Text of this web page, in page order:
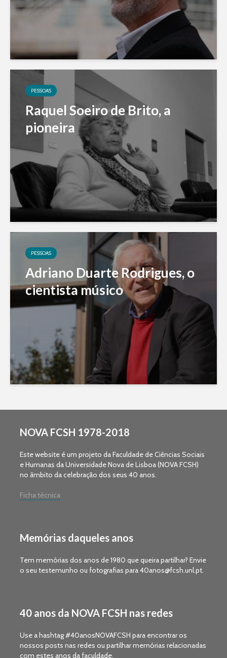
PESSOAS
Raquel Soeiro de Brito, a
pioneira
PESSOAS
Adriano Duarte Rodrigues, o
cientista músico
NOVA FCSH 1978-2018
Este website é um projeto da Faculdade de Ciências Sociais
e Humanas da Universidade Nova de Lisboa (NOVA FCSH)
no âmbito da celebração dos seus 40 anos.
Ficha técnica
Memórias daqueles anos
Tem memórias dos anos de 1980 que queira partilhar? Envie
o seu testemunho ou fotografias para 40anos@fcsh.unl.pt.
40 anos da NOVA FCSH nas redes
Use a hashtag #40anosNOVAFCSH para encontrar os
nossos posts nas redes ou partilhar memórias relacionadas
com estes anos da faculdade.